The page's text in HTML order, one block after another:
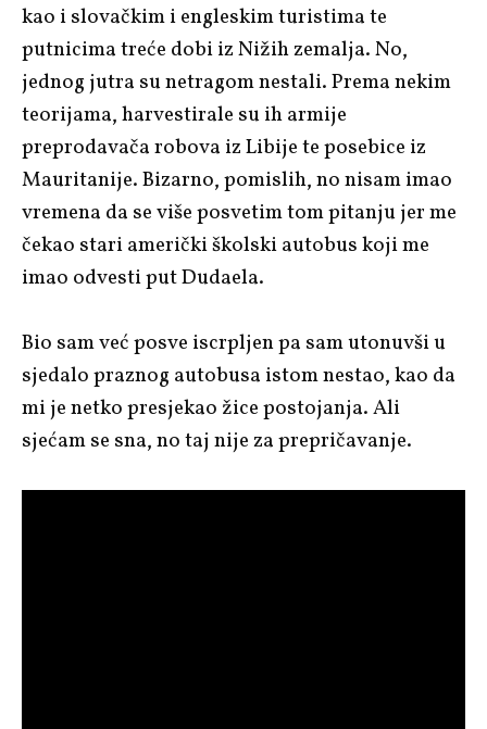
kao i slovačkim i engleskim turistima te
putnicima treće dobi iz Nižih zemalja. No,
jednog jutra su netragom nestali. Prema nekim
teorijama, harvestirale su ih armije
preprodavača robova iz Libije te posebice iz
Mauritanije. Bizarno, pomislih, no nisam imao
vremena da se više posvetim tom pitanju jer me
čekao stari američki školski autobus koji me
imao odvesti put Dudaela.
Bio sam već posve iscrpljen pa sam utonuvši u
sjedalo praznog autobusa istom nestao, kao da
mi je netko presjekao žice postojanja. Ali
sjećam se sna, no taj nije za prepričavanje.